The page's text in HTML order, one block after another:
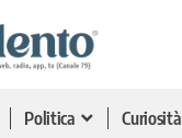
Politica Curiosità